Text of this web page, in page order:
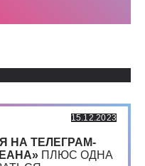
15.12.2023
НА ТЕЛЕГРАМ-
ПЛЮС ОДНА